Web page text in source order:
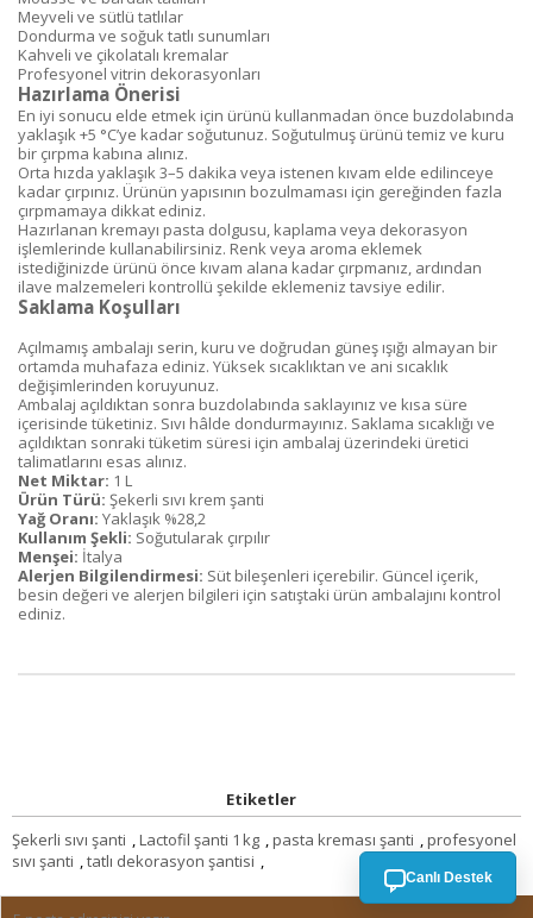
Meyveli ve sütlü tatlılar
Dondurma ve soğuk tatlı sunumları
Kahveli ve çikolatalı kremalar
Profesyonel vitrin dekorasyonları
Hazırlama Önerisi
En iyi sonucu elde etmek için ürünü kullanmadan önce buzdolabında
yaklaşık +5 °C’ye kadar soğutunuz. Soğutulmuş ürünü temiz ve kuru
bir çırpma kabına alınız.
Orta hızda yaklaşık 3–5 dakika veya istenen kıvam elde edilinceye
kadar çırpınız. Ürünün yapısının bozulmaması için gereğinden fazla
çırpmamaya dikkat ediniz.
Hazırlanan kremayı pasta dolgusu, kaplama veya dekorasyon
işlemlerinde kullanabilirsiniz. Renk veya aroma eklemek
istediğinizde ürünü önce kıvam alana kadar çırpmanız, ardından
ilave malzemeleri kontrollü şekilde eklemeniz tavsiye edilir.
Saklama Koşulları
Açılmamış ambalajı serin, kuru ve doğrudan güneş ışığı almayan bir
ortamda muhafaza ediniz. Yüksek sıcaklıktan ve ani sıcaklık
değişimlerinden koruyunuz.
Ambalaj açıldıktan sonra buzdolabında saklayınız ve kısa süre
içerisinde tüketiniz. Sıvı hâlde dondurmayınız. Saklama sıcaklığı ve
açıldıktan sonraki tüketim süresi için ambalaj üzerindeki üretici
talimatlarını esas alınız.
Net Miktar: 1 L
Ürün Türü: Şekerli sıvı krem şanti
Yağ Oranı: Yaklaşık %28,2
Kullanım Şekli: Soğutularak çırpılır
Menşei: İtalya
Alerjen Bilgilendirmesi: Süt bileşenleri içerebilir. Güncel içerik,
besin değeri ve alerjen bilgileri için satıştaki ürün ambalajını kontrol
ediniz.
Etiketler
Şekerli sıvı şanti ,Lactofil şanti 1 kg ,pasta kreması şanti ,profesyonel
sıvı şanti ,tatlı dekorasyon şantisi ,
Canlı Destek